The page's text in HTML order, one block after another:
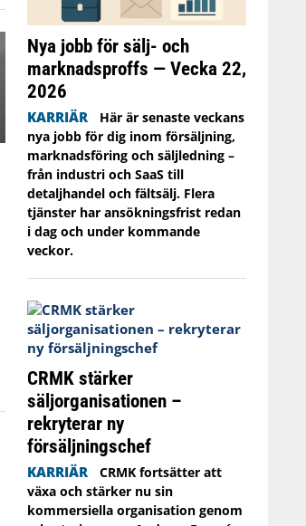
Nya jobb för sälj- och
marknadsproffs — Vecka 22,
2026
KARRIÄR
Här är senaste veckans
nya jobb för dig inom försäljning,
marknadsföring och säljledning –
från industri och SaaS till
detaljhandel och fältsälj. Flera
tjänster har ansökningsfrist redan
i dag och under kommande
veckor.
CRMK stärker
säljorganisationen –
rekryterar ny
försäljningschef
KARRIÄR
CRMK fortsätter att
växa och stärker nu sin
kommersiella organisation genom